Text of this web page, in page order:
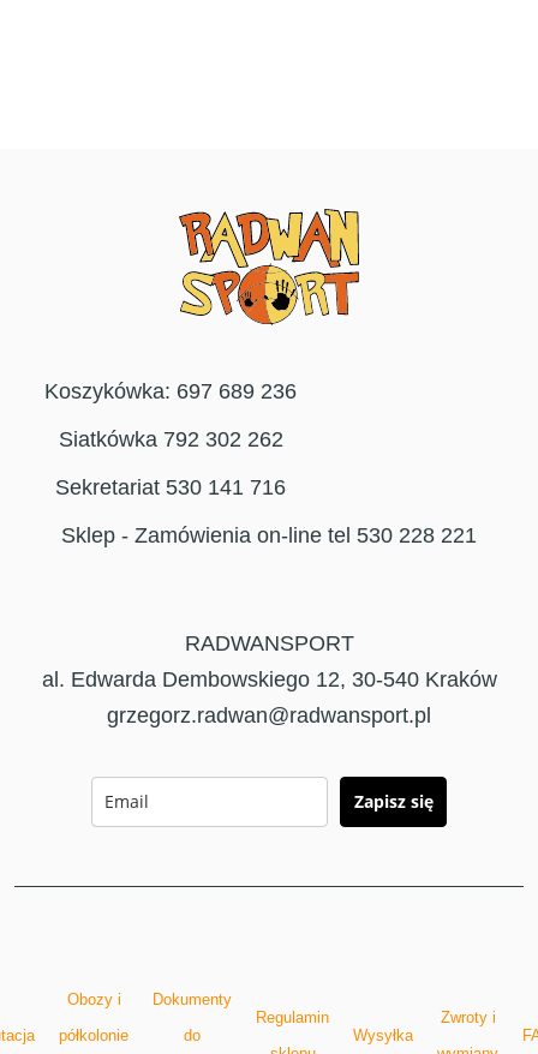
Koszykówka: 697 689 236
Siatkówka 792 302 262
Sekretariat 530 141 716
Sklep - Zamówienia on-line tel 530 228 221
RADWANSPORT
al. Edwarda Dembowskiego 12, 30-540 Kraków
grzegorz.radwan@radwansport.pl
Zapisz się
Obozy i
półkolonie
Dokumenty
do
Regulamin
Wysyłka
Zwroty i